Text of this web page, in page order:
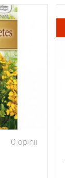
0 opinii